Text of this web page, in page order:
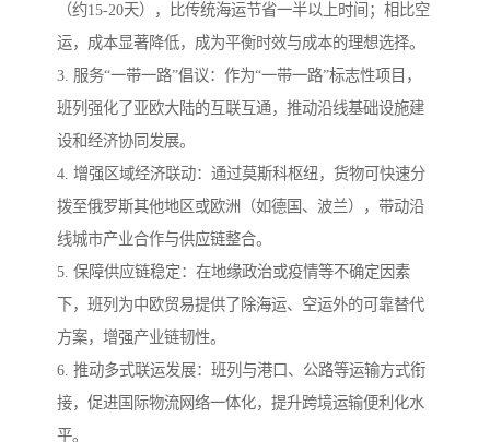
（约15-20天），比传统海运节省一半以上时间；相比空
运，成本显著降低，成为平衡时效与成本的理想选择。
3. 服务“一带一路”倡议：作为“一带一路”标志性项目，
班列强化了亚欧大陆的互联互通，推动沿线基础设施建
设和经济协同发展。
4. 增强区域经济联动：通过莫斯科枢纽，货物可快速分
拨至俄罗斯其他地区或欧洲（如德国、波兰），带动沿
线城市产业合作与供应链整合。
5. 保障供应链稳定：在地缘政治或疫情等不确定因素
下，班列为中欧贸易提供了除海运、空运外的可靠替代
方案，增强产业链韧性。
6. 推动多式联运发展：班列与港口、公路等运输方式衔
接，促进国际物流网络一体化，提升跨境运输便利化水
平。